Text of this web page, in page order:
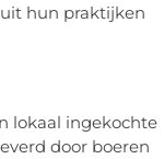
hun praktijken
lokaal ingekochte
door boeren